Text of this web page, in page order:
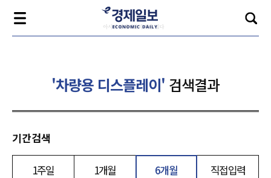
'차량용 디스플레이' 검색결과
기간검색
1주일 1개월 6개월 직접입력